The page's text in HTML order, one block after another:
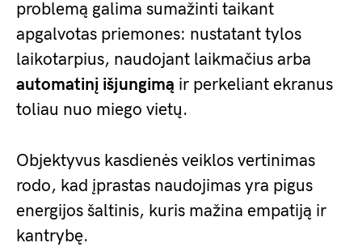
problemą galima sumažinti taikant
apgalvotas priemones: nustatant tylos
laikotarpius, naudojant laikmačius arba
automatinį išjungimą ir perkeliant ekranus
toliau nuo miego vietų.
Objektyvus kasdienės veiklos vertinimas
rodo, kad įprastas naudojimas yra pigus
energijos šaltinis, kuris mažina empatiją ir
kantrybę.